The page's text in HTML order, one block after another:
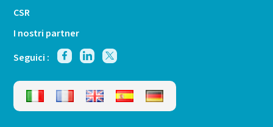
CSR
I nostri partner
Seguici :